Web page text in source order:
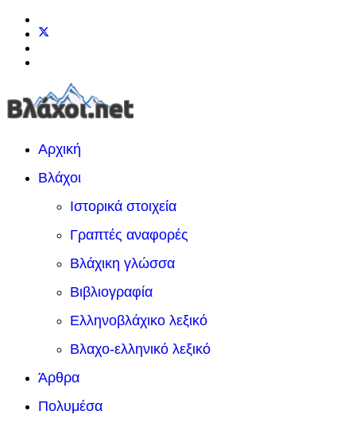
Αρχική
Βλάχοι
Ιστορικά στοιχεία
Γραπτές αναφορές
Βλάχικη γλώσσα
Βιβλιογραφία
Ελληνοβλάχικο λεξικό
Βλαχο-ελληνικό λεξικό
Άρθρα
Πολυμέσα